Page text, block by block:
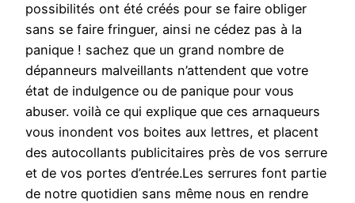
possibilités ont été créés pour se faire obliger
sans se faire fringuer, ainsi ne cédez pas à la
panique ! sachez que un grand nombre de
dépanneurs malveillants n’attendent que votre
état de indulgence ou de panique pour vous
abuser. voilà ce qui explique que ces arnaqueurs
vous inondent vos boites aux lettres, et placent
des autocollants publicitaires près de vos serrure
et de vos portes d’entrée.Les serrures font partie
de notre quotidien sans même nous en rendre